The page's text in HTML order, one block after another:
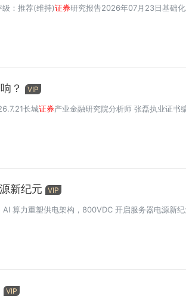
：推荐(维持)证券研究报告2026年07月23日基础
？ VIP
长城证券产业金融研究院分析师 张磊执业证书
新纪元 VIP
算力重塑供电架构，800VDC 开启服务器电源新
VIP